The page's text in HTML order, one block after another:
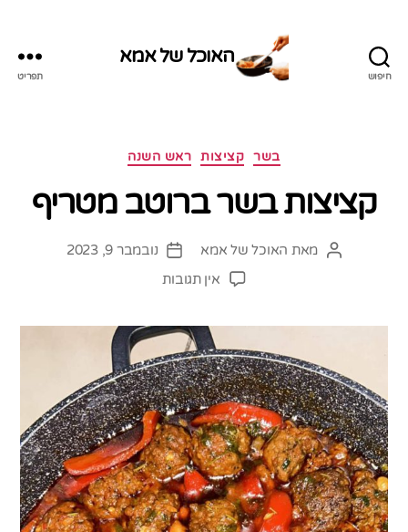
חיפוש
האוכל של אמא
תפריט
קטגוריות בשר קציצות ראש השנה
קציצות בשר ברוטב מטריף
המחבר
מאת האוכל של אמא
תאריךנובמבר 9, 2023
אין תגובותעל
ברוטב
מטריף